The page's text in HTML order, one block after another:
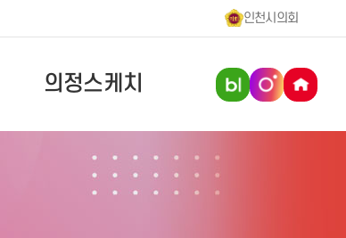
인천시의회
의정스케치